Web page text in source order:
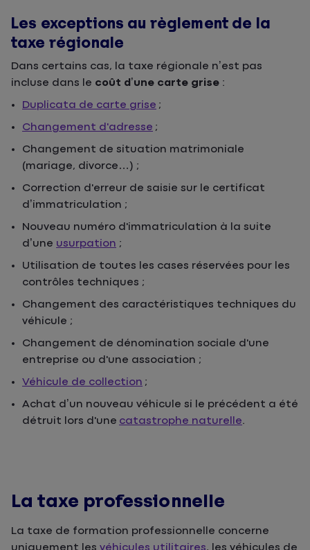
Les exceptions au règlement de la
taxe régionale
Dans certains cas, la taxe régionale n’est pas
incluse dans le coût d’une carte grise :
Duplicata de carte grise ;
Changement d'adresse ;
Changement de situation matrimoniale
(mariage, divorce…) ;
Correction d'erreur de saisie sur le certificat
d’immatriculation ;
Nouveau numéro d'immatriculation à la suite
d’une usurpation ;
Utilisation de toutes les cases réservées pour les
contrôles techniques ;
Changement des caractéristiques techniques du
véhicule ;
Changement de dénomination sociale d'une
entreprise ou d'une association ;
Véhicule de collection ;
Achat d’un nouveau véhicule si le précédent a été
détruit lors d'une catastrophe naturelle.
La taxe professionnelle
La taxe de formation professionnelle concerne
uniquement les véhicules utilitaires, les véhicules de